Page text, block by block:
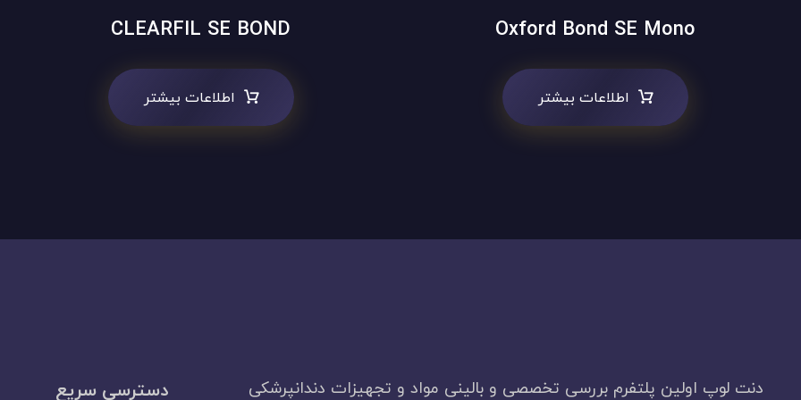
Oxford Bond SE Mono
اطلاعات بیشتر
CLEARFIL SE BOND
اطلاعات بیشتر
دنت لوپ اولین پلتفرم بررسی تخصصی و بالینی مواد و تجهیزات دندانپرشکی دسترسی سریع